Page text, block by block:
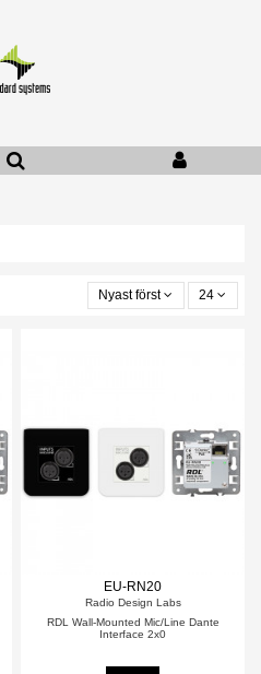
Nyast först 24
EU-RN20
Radio Design Labs
RDL Wall-Mounted Mic/Line Dante
Interface 2x0